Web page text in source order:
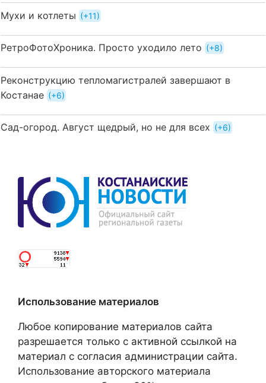
Мухи и котлеты +11
РетроФотоХроника. Просто уходило лето +8
Реконструкцию тепломагистралей завершают в
Костанае
+6
Сад-огород. Август щедрый, но не для всех +6
Использование материалов
Любое копирование материалов сайта
разрешается только с активной ссылкой на
материал с согласия администрации сайта.
Использование авторского материала